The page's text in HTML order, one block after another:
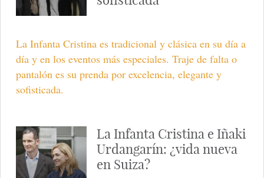
La Infanta Cristina es tradicional y clásica en su día a
día y en los eventos más especiales. Traje de falta o
pantalón es su prenda por excelencia, elegante y
sofisticada.
La Infanta Cristina e Iñaki
Urdangarín: ¿vida nueva
en Suiza?